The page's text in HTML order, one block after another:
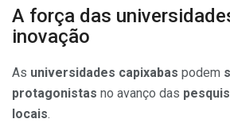
A força das
inovação
As universidades capixabas podem
protagonistas no avanço das
locais.